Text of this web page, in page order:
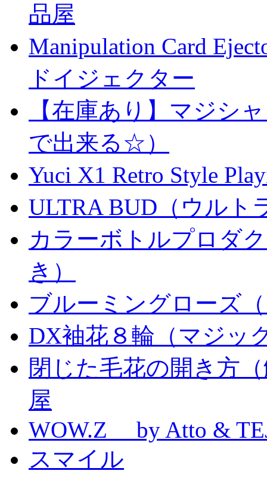
品屋
Manipulation Card
ドイジェクター
【在庫あり】マジシ
で出来る☆）
Yuci X1 Retro Style
ULTRA BUD（ウルト
カラーボトルプロダ
き）
ブルーミングローズ
DX袖花８輪（マジッ
閉じた毛花の開き方
屋
WOW.Z by Atto &
スマイル